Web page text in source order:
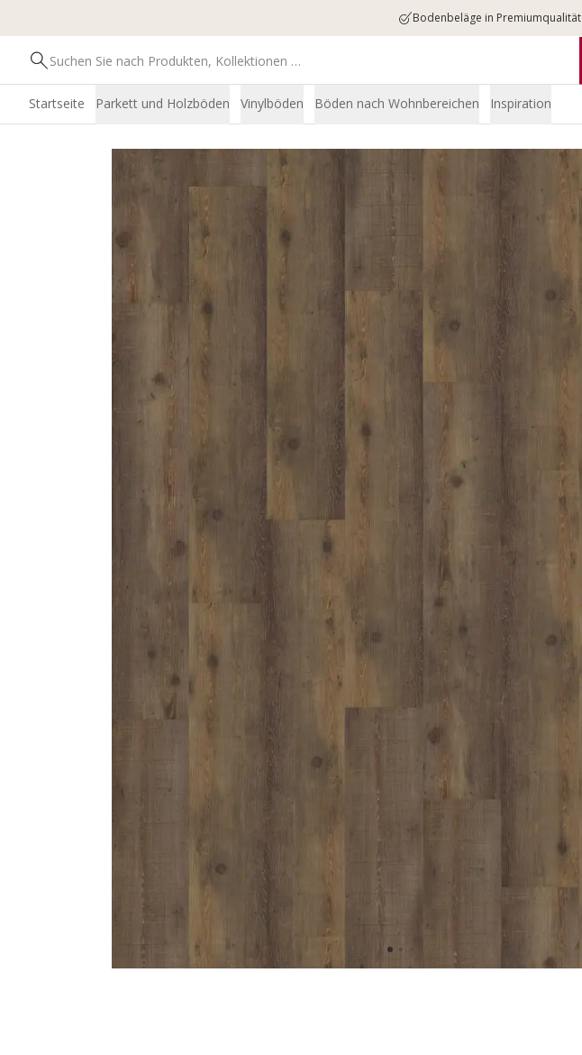
Bodenbeläge in Premiumqualität
Startseite Parkett und Holzböden Vinylböden Böden nach Wohnbereichen Inspiration